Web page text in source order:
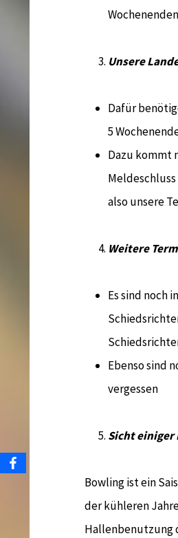
Unsere
Dafür
5
Dazu kommt
also unsere
Weitere
Es sind noch
Ebenso sind
vergessen
Sicht
Bowling ist ein
der kühleren
Hallenbenutzung